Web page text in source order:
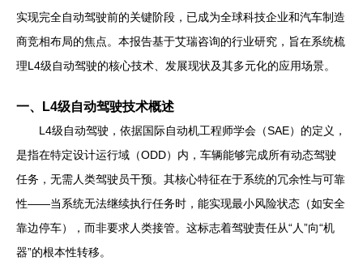
实现完全自动驾驶前的关键阶段，已成为全球科技企业和汽车制造
商竞相布局的焦点。本报告基于艾瑞咨询的行业研究，旨在系统梳
理L4级自动驾驶的核心技术、发展现状及其多元化的应用场景。
一、L4级自动驾驶技术概述
L4级自动驾驶，依据国际自动机工程师学会（SAE）的定义，
是指在特定设计运行域（ODD）内，车辆能够完成所有动态驾驶
任务，无需人类驾驶员干预。其核心特征在于系统的冗余性与可靠
性——当系统无法继续执行任务时，能实现最小风险状态（如安全
靠边停车），而非要求人类接管。这标志着驾驶责任从“人”向“机
器”的根本性转移。